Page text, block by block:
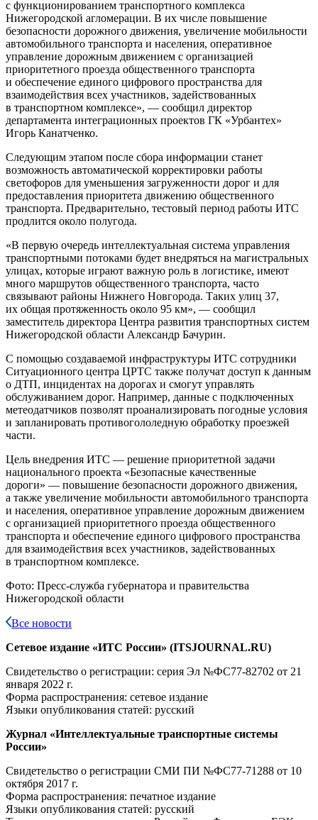
с функционированием транспортного комплекса
Нижегородской агломерации. В их числе повышение
безопасности дорожного движения, увеличение мобильности
автомобильного транспорта и населения, оперативное
управление дорожным движением с организацией
приоритетного проезда общественного транспорта
и обеспечение единого цифрового пространства для
взаимодействия всех участников, задействованных
в транспортном комплексе», — сообщил директор
департамента интеграционных проектов ГК «Урбантех»
Игорь Канатченко.
Следующим этапом после сбора информации станет
возможность автоматической корректировки работы
светофоров для уменьшения загруженности дорог и для
предоставления приоритета движению общественного
транспорта. Предварительно, тестовый период работы ИТС
продлится около полугода.
«В первую очередь интеллектуальная система управления
транспортными потоками будет внедряться на магистральных
улицах, которые играют важную роль в логистике, имеют
много маршрутов общественного транспорта, часто
связывают районы Нижнего Новгорода. Таких улиц 37,
их общая протяженность около 95 км», — сообщил
заместитель директора Центра развития транспортных систем
Нижегородской области Александр Бачурин.
С помощью создаваемой инфраструктуры ИТС сотрудники
Ситуационного центра ЦРТС также получат доступ к данным
о ДТП, инцидентах на дорогах и смогут управлять
обслуживанием дорог. Например, данные с подключенных
метеодатчиков позволят проанализировать погодные условия
и запланировать противогололедную обработку проезжей
части.
Цель внедрения ИТС — решение приоритетной задачи
национального проекта «Безопасные качественные
дороги» — повышение безопасности дорожного движения,
а также увеличение мобильности автомобильного транспорта
и населения, оперативное управление дорожным движением
с организацией приоритетного проезда общественного
транспорта и обеспечение единого цифрового пространства
для взаимодействия всех участников, задействованных
в транспортном комплексе.
Фото: Пресс-служба губернатора и правительства
Нижегородской области
Все новости
Сетевое издание «ИТС России» (ITSJOURNAL.RU)
Свидетельство о регистрации: серия Эл №ФС77-82702 от 21
января 2022 г.
Форма распространения: сетевое издание
Языки опубликования статей: русский
Журнал «Интеллектуальные транспортные системы
России»
Свидетельство о регистрации СМИ ПИ №ФС77-71288 от 10
октября 2017 г.
Форма распространения: печатное издание
Языки опубликования статей: русский